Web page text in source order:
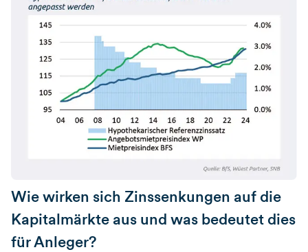
Wie wirken sich Zinssenkungen auf die
Kapitalmärkte aus und was bedeutet dies
für Anleger?